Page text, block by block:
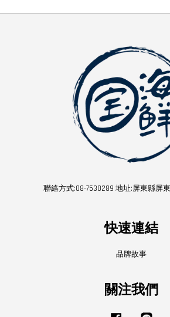
聯絡方式:08-7530289 地址:屏東縣屏
快速連結
品牌故事
關注我們